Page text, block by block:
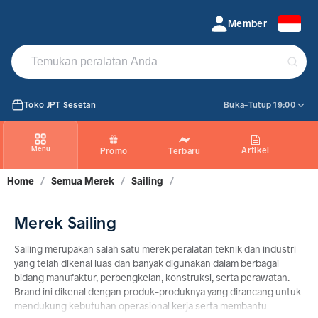
Member
Toko JPT Sesetan Buka-Tutup 19:00
Menu Promo Terbaru Artikel
Home / Semua Merek / Sailing /
Merek Sailing
Sailing merupakan salah satu merek peralatan teknik dan industri
yang telah dikenal luas dan banyak digunakan dalam berbagai
bidang manufaktur, perbengkelan, konstruksi, serta perawatan.
Brand ini dikenal dengan produk-produknya yang dirancang untuk
mendukung kebutuhan operasional kerja serta membantu